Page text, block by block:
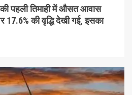
पहली तिमाही में औसत आवास
17.6% की वृद्धि देखी गई, इसका